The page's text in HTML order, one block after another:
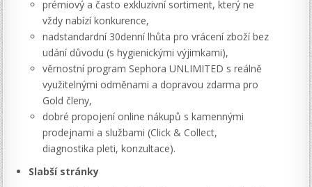
prémiový a často exkluzivní sortiment, který ne
vždy nabízí konkurence,
nadstandardní 30denní lhůta pro vrácení zboží bez
udání důvodu (s hygienickými výjimkami),
věrnostní program Sephora UNLIMITED s reálně
využitelnými odměnami a dopravou zdarma pro
Gold členy,
dobré propojení online nákupů s kamennými
prodejnami a službami (Click & Collect,
diagnostika pleti, konzultace).
Slabší stránky